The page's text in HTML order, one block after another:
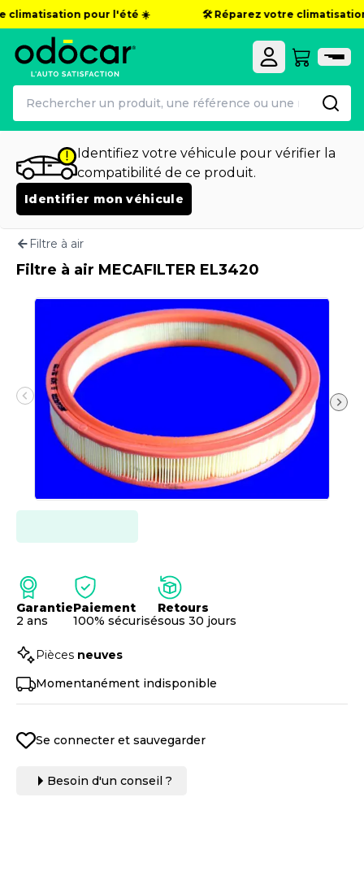
pour l'été ☀️ 🛠️ Réparez votre
Identifiez votre véhicule pour vérifier la
compatibilité de ce produit.
Identifier mon véhicule
Filtre à air
Filtre à air MECAFILTER EL3420
Garantie
2 ans
Paiement
100% sécurisé
Retours
sous 30 jours
Pièces neuves
Momentanément indisponible
Se connecter et sauvegarder
Besoin d'un conseil ?